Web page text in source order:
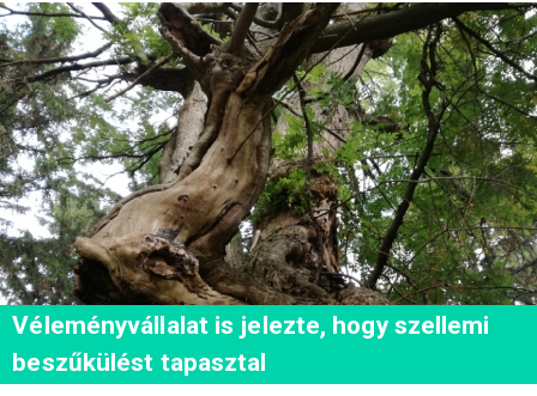
Véleményvállalat is jelezte, hogy szellemi
beszűkülést tapasztal